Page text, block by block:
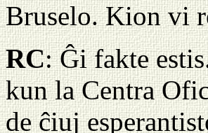
Bruselo. Kion vi
RC: Ĝi fakte
kun la Centra
de ĉiuj